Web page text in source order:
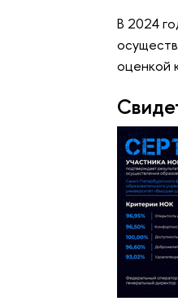
В 2024
оценкой